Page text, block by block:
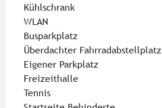
Kühlschrank
WLAN
Busparkplatz
Überdachter Fahrradabstellplatz
Eigener Parkplatz
Freizeithalle
Tennis